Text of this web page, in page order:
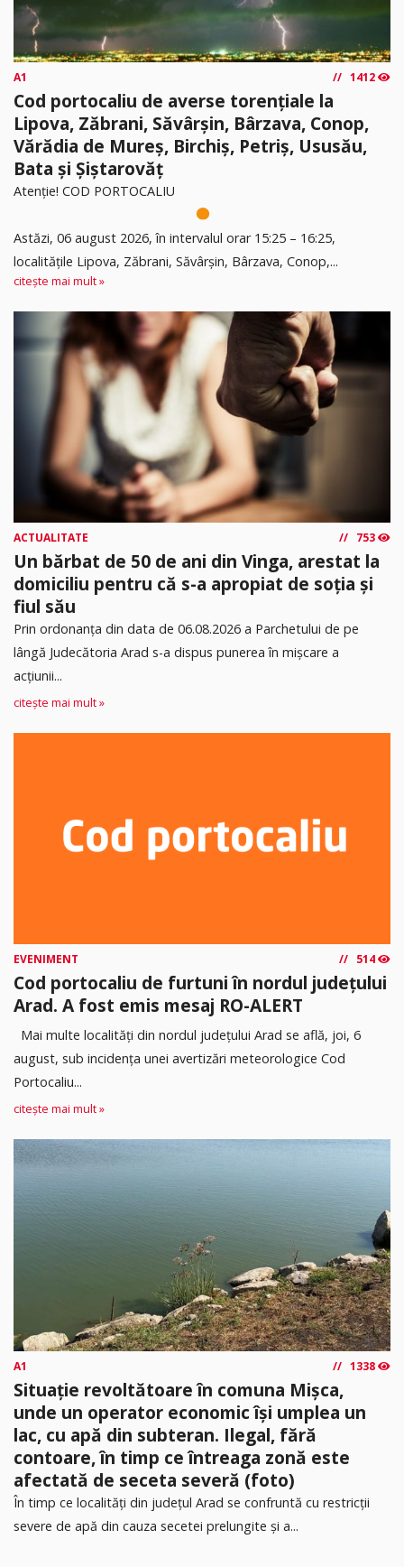
A1 1412
Cod portocaliu de averse torențiale la
Lipova, Zăbrani, Săvârșin, Bârzava, Conop,
Vărădia de Mureș, Birchiș, Petriș, Ususău,
Bata și Șiștarovăț
Atenție! COD PORTOCALIU
Astăzi, 06 august 2026, în intervalul orar 15:25 – 16:25,
localitățile Lipova, Zăbrani, Săvârșin, Bârzava, Conop,...
citește mai mult »
ACTUALITATE 753
Un bărbat de 50 de ani din Vinga, arestat la
domiciliu pentru că s-a apropiat de soția și
fiul său
Prin ordonanța din data de 06.08.2026 a Parchetului de pe
lângă Judecătoria Arad s-a dispus punerea în mişcare a
acţiunii...
citește mai mult »
EVENIMENT 514
Cod portocaliu de furtuni în nordul județului
Arad. A fost emis mesaj RO-ALERT
Mai multe localități din nordul județului Arad se află, joi, 6
august, sub incidența unei avertizări meteorologice Cod
Portocaliu...
citește mai mult »
A1 1338
Situație revoltătoare în comuna Mișca,
unde un operator economic își umplea un
lac, cu apă din subteran. Ilegal, fără
contoare, în timp ce întreaga zonă este
afectată de seceta severă (foto)
În timp ce localități din județul Arad se confruntă cu restricții
severe de apă din cauza secetei prelungite și a...